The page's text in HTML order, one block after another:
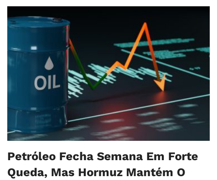
Petróleo Fecha Semana Em Forte
Queda, Mas Hormuz Mantém O